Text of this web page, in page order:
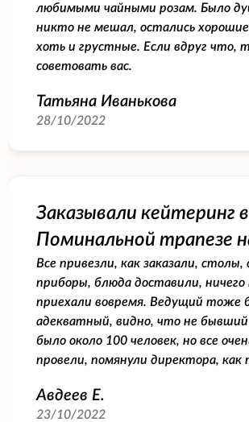
любимыми чайными розам. Было
никто не мешал, остались
хоть и грустные. Если вдруг что,
советовать вас.
Татьяна Иванькова
28/10/2022
Заказывали кейтеринг в
Поминальной трапезе
Все привезли, как заказали, столы,
приборы, блюда доставили, ничего
приехали вовремя. Ведущий тоже
адекватный, видно, что не
было около 100 человек, но все
провели, помянули директора, как
Авдеев Е.
23/10/2022